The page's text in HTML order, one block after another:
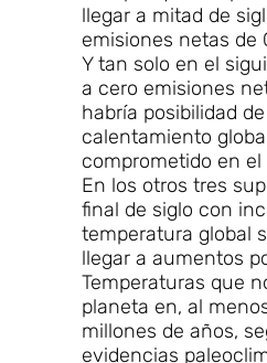
llegar a mitad de
emisiones netas de
Y tan solo en el
a cero emisiones
habría posibilidad
calentamiento
comprometido en el
En los otros tres
final de siglo con
temperatura global
llegar a aumentos
Temperaturas que
planeta en, al
millones de años,
evidencias